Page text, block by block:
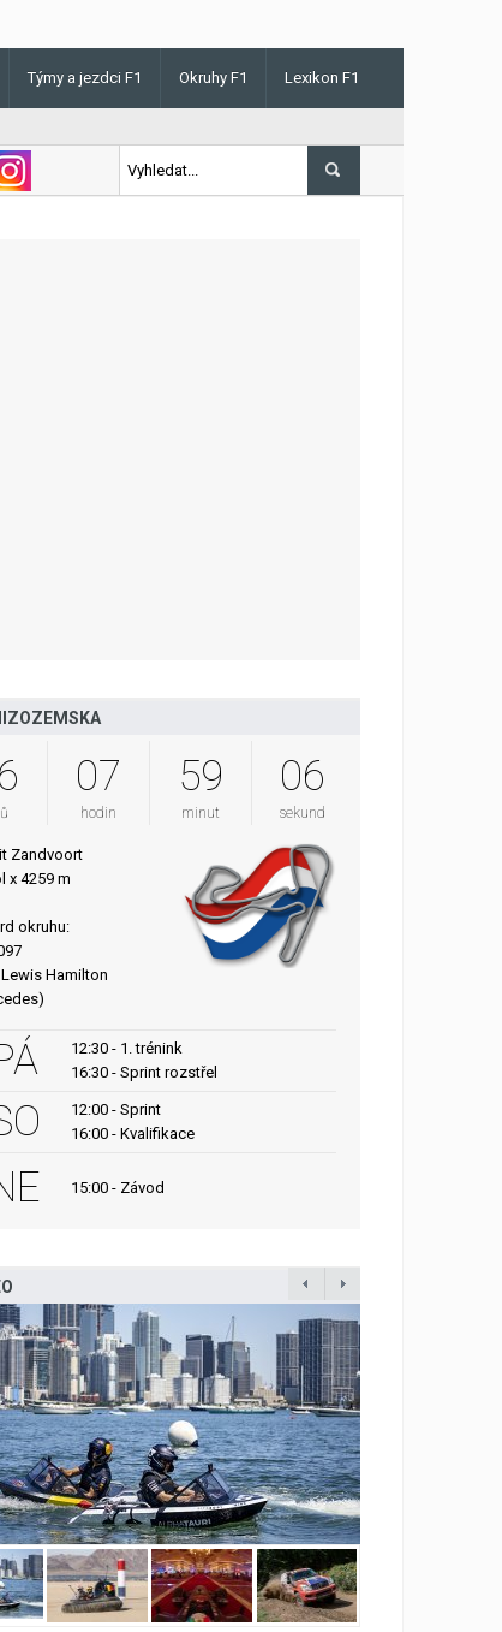
Týmy a jezdci F1 Okruhy F1 Lexikon F1
letos poprvé vyhrál kvalifikaci
07
hodin
59
minut
05
sekund
Zandvoort
x 4259 m
okruhu:
Hamilton
12:30 - 1. trénink
16:30 - Sprint rozstřel
12:00 - Sprint
16:00 - Kvalifikace
15:00 - Závod